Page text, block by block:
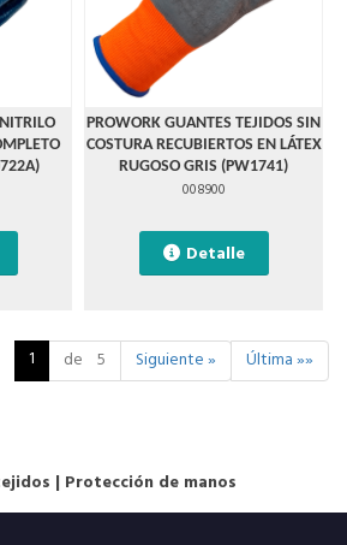
PROWORK GUANTES TEJIDOS SIN
COSTURA RECUBIERTOS EN LÁTEX
RUGOSO GRIS (PW1741)
008900
Detalle
1 de 5 Siguiente » Última »»
| Protección de manos